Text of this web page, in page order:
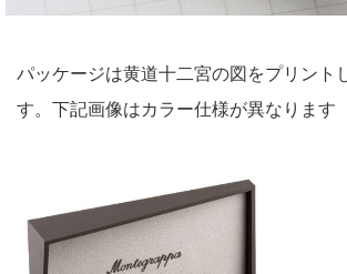
パッケージは黄道十二宮の図をプリント
す。下記画像はカラー仕様が異なります